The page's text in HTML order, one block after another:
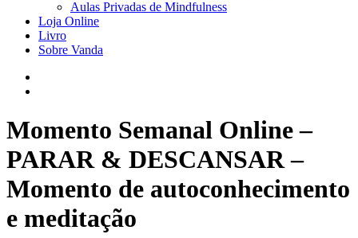
Aulas Privadas de Mindfulness
Loja Online
Livro
Sobre Vanda
Momento Semanal Online –
PARAR & DESCANSAR –
Momento de autoconhecimento
e meditação